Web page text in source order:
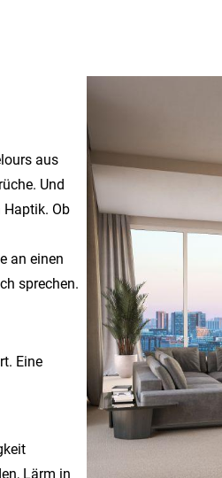
aus
Und
Haptik. Ob
an einen
sprechen.
Eine
Lärm in